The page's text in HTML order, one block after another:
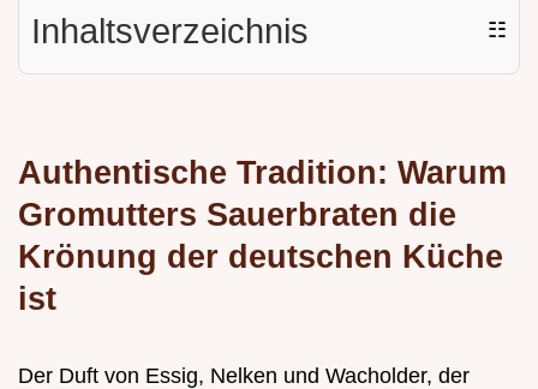
Inhaltsverzeichnis ☷
Authentische Tradition: Warum
Gromutters Sauerbraten die
Krönung der deutschen Küche
ist
Der Duft von Essig, Nelken und Wacholder, der